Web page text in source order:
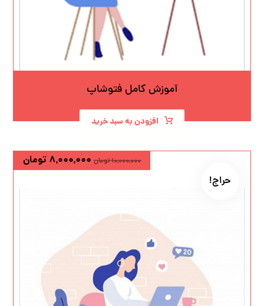
آموزش کامل فتوشاپ
افزودن به سبد خرید
۱۰,۰۰۰,۰۰۰تومان ۸,۰۰۰,۰۰۰ تومان
حراج!